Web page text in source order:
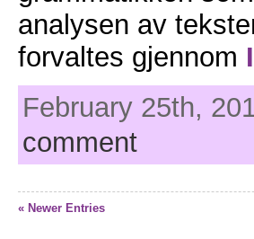
analysen av
forvaltes gjennom
February 25th,
comment
« Newer Entries